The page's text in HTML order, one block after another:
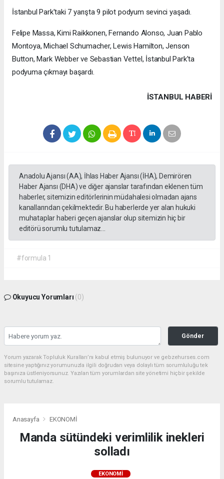
İstanbul Park'taki 7 yarışta 9 pilot podyum sevinci yaşadı.
Felipe Massa, Kimi Raikkonen, Fernando Alonso, Juan Pablo
Montoya, Michael Schumacher, Lewis Hamilton, Jenson
Button, Mark Webber ve Sebastian Vettel, İstanbul Park'ta
podyuma çıkmayı başardı.
İSTANBUL HABERİ
Anadolu Ajansı (AA), İhlas Haber Ajansı (İHA), Demirören
Haber Ajansı (DHA) ve diğer ajanslar tarafından eklenen tüm
haberler, sitemizin editörlerinin müdahalesi olmadan ajans
kanallarından çekilmektedir. Bu haberlerde yer alan hukuki
muhataplar haberi geçen ajanslar olup sitemizin hiç bir
editörü sorumlu tutulamaz...
#formula 1
Okuyucu Yorumları (0)
Gönder
Yorum yazarak Topluluk Kuralları’nı kabul etmiş bulunuyor ve gebzehurses.com
sitesine yaptığınız yorumunuzla ilgili doğrudan veya dolaylı tüm sorumluluğu tek
başınıza üstleniyorsunuz. Yazılan tüm yorumlardan site yönetimi hiçbir şekilde
sorumlu tutulamaz.
Anasayfa EKONOMİ
Manda sütündeki verimlilik inekleri
solladı
EKONOMİ